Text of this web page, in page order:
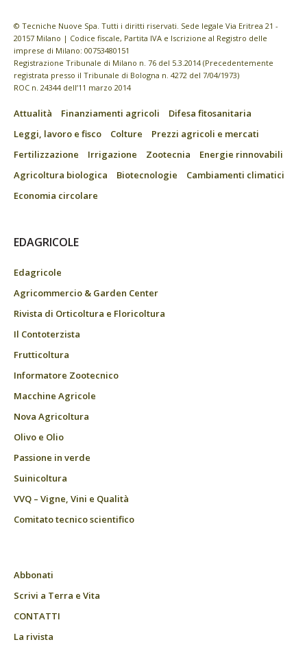
© Tecniche Nuove Spa. Tutti i diritti riservati. Sede legale Via Eritrea 21 -
20157 Milano | Codice fiscale, Partita IVA e Iscrizione al Registro delle
imprese di Milano: 00753480151
Registrazione Tribunale di Milano n. 76 del 5.3.2014 (Precedentemente
registrata presso il Tribunale di Bologna n. 4272 del 7/04/1973)
ROC n. 24344 dell’11 marzo 2014
Attualità Finanziamenti agricoli
Difesa fitosanitaria
Leggi, lavoro e fisco
Colture
Prezzi agricoli e mercati
Fertilizzazione
Irrigazione Zootecnia
Energie rinnovabili
Agricoltura biologica
Biotecnologie
Cambiamenti climatici
Economia circolare
EDAGRICOLE
Edagricole
Agricommercio & Garden Center
Rivista di Orticoltura e Floricoltura
Il Contoterzista
Frutticoltura
Informatore Zootecnico
Macchine Agricole
Nova Agricoltura
Olivo e Olio
Passione in verde
Suinicoltura
VVQ – Vigne, Vini e Qualità
Comitato tecnico scientifico
Abbonati
Scrivi a Terra e Vita
CONTATTI
La rivista